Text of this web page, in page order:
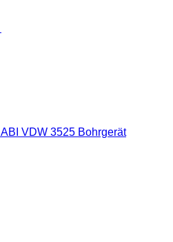
ABI VDW 3525 Bohrgerät